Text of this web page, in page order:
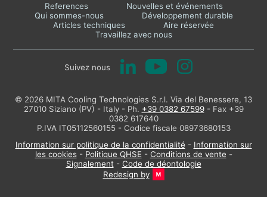
References
Nouvelles et événements
Qui sommes-nous
Développement durable
Articles techniques
Aire réservée
Travaillez avec nous
Suivez nous
© 2026 MITA Cooling Technologies S.r.l. Via del Benessere, 13
27010 Siziano (PV) - Italy - Ph. +39 0382 67599- Fax +39
0382 617640
P.IVA IT05112560155 - Codice fiscale 08973680153
Information sur politique de la confidentialité - Information sur
les cookies- Politique QHSE - Conditions de vente -
Signalement- Code de déontologie
Redesign by